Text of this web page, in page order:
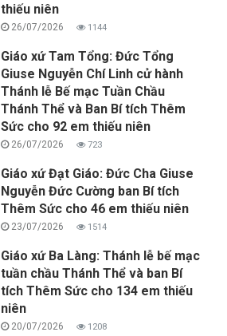
thiếu niên
26/07/2026 1144
Giáo xứ Tam Tổng: Đức Tổng
Giuse Nguyễn Chí Linh cử hành
Thánh lễ Bế mạc Tuần Chầu
Thánh Thể và Ban Bí tích Thêm
Sức cho 92 em thiếu niên
26/07/2026 723
Giáo xứ Đạt Giáo: Đức Cha Giuse
Nguyễn Đức Cường ban Bí tích
Thêm Sức cho 46 em thiếu niên
23/07/2026 1514
Giáo xứ Ba Làng: Thánh lễ bế mạc
tuần chầu Thánh Thể và ban Bí
tích Thêm Sức cho 134 em thiếu
niên
20/07/2026 1208